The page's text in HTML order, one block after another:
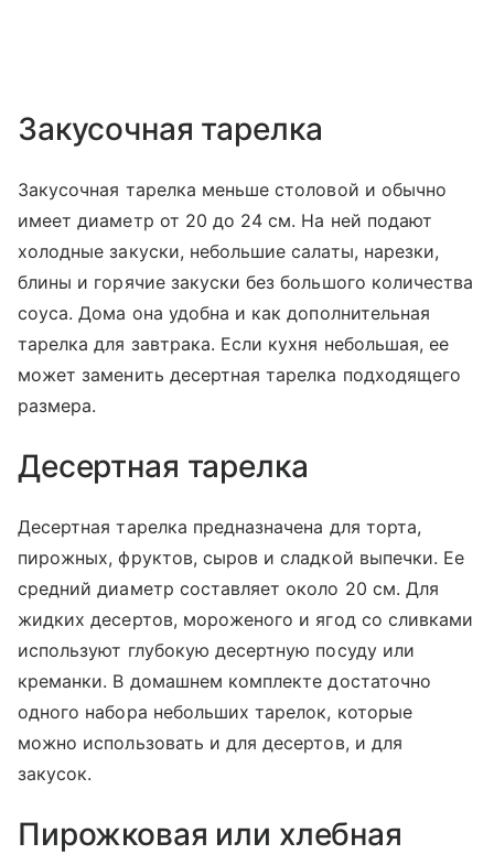
Закусочная тарелка
Закусочная тарелка меньше столовой и обычно
имеет диаметр от 20 до 24 см. На ней подают
холодные закуски, небольшие салаты, нарезки,
блины и горячие закуски без большого количества
соуса. Дома она удобна и как дополнительная
тарелка для завтрака. Если кухня небольшая, ее
может заменить десертная тарелка подходящего
размера.
Десертная тарелка
Десертная тарелка предназначена для торта,
пирожных, фруктов, сыров и сладкой выпечки. Ее
средний диаметр составляет около 20 см. Для
жидких десертов, мороженого и ягод со сливками
используют глубокую десертную посуду или
креманки. В домашнем комплекте достаточно
одного набора небольших тарелок, которые
можно использовать и для десертов, и для
закусок.
Пирожковая или хлебная